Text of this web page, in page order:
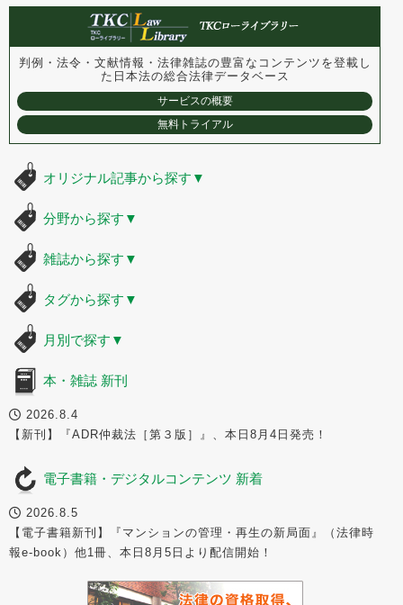
判例・法令・文献情報・法律雑誌の豊富なコンテンツを登載し
た 日本法の総合法律データベース
サービスの概要
無料トライアル
オリジナル記事から探す ▼
分野から探す ▼
雑誌から探す ▼
タグから探す ▼
月別で探す ▼
本・雑誌 新刊
2026.8.4
【新刊】『ADR仲裁法［第３版］』、本日8月4日発売！
電子書籍・デジタルコンテンツ 新着
2026.8.5
【電子書籍新刊】『マンションの管理・再生の新局面』（法律時
報e-book）他1冊、本日8月5日より配信開始！